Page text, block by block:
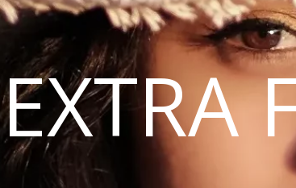
EXTRA